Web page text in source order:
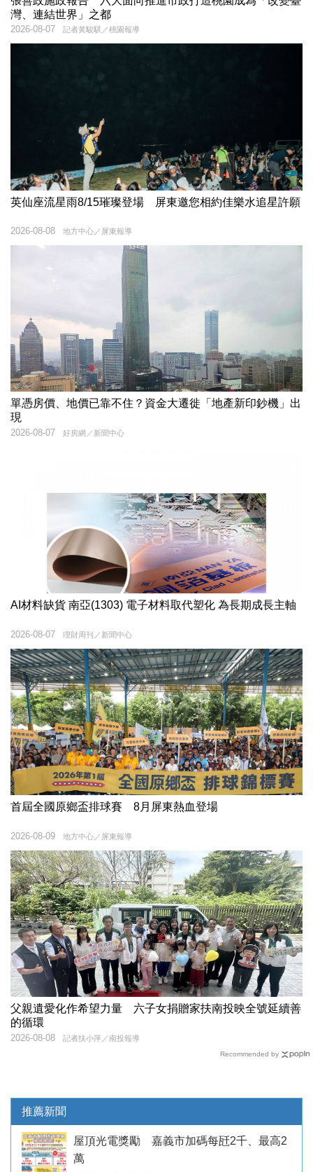
灣、連結世界」之都
記者黃駿騏／桃園報導
2026-08-07
英仙座流星雨8/15璀璨登場 屏東邀您相約佳樂水追星許願
地方中心／屏東報導
2026-08-08
單憑房價、地價已靠不住？資金大遷徙「地產新印鈔機」出
現
好房網／新聞中心
2026-08-07
AI材料缺貨 南亞(1303) 電子材料取代塑化 為長期成長主軸
理財周刊／新聞中心
2026-08-07
首屆全國原鄉盃排球賽 8月屏東熱血登場
地方中心／屏東報導
2026-08-09
父親遺愛化作希望力量 六子女捐贈家扶南投映全號延續善
的循環
記者扶小萍／南投報導
2026-08-08
Recommended by
推薦新聞
屋頂光電獎勵 嘉義市加碼每瓩2千、最高2
萬